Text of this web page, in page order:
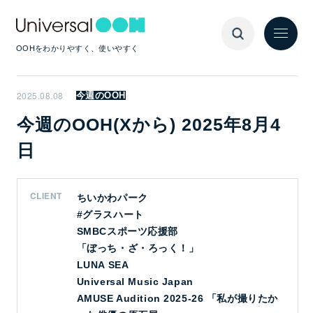
OOHをわかりやすく、使いやすく
2025.08.08 今週のOOH
今週のOOH(Xから) 2025年8月4
日
CLIENT
ちいかわパーク
#グラスハート
SMBCスポーツ応援部
「ぼっち・ざ・ろっく！」
LUNA SEA
Universal Music Japan
AMUSE Audition 2025-26 「私が撮りたか